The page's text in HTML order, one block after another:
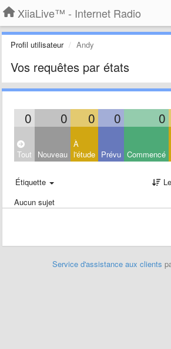
XiiaLive™ - Internet Radio
Profil utilisateur Andy
Vos requêtes par états
0 0 0 0 0
Tout Nouveau
À
l'étude Prévu Commencé
Étiquette
Aucun sujet
Service d'assistance aux clients